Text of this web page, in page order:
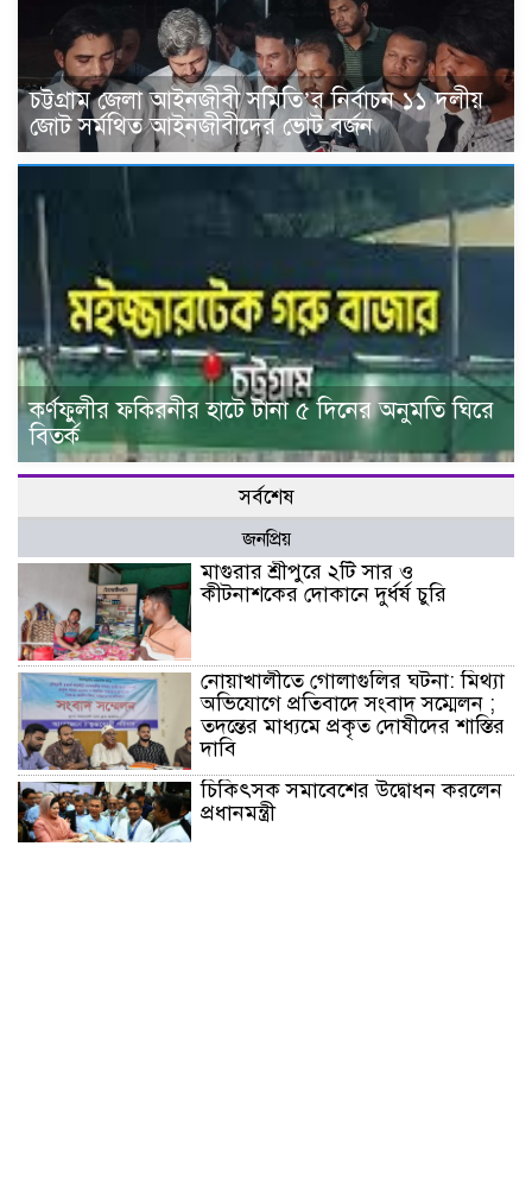
চট্টগ্রাম জেলা আইনজীবী সমিতি’র নির্বাচন ১১ দলীয়
জোট সর্মথিত আইনজীবীদের ভোট বর্জন
কর্ণফুলীর ফকিরনীর হাটে টানা ৫ দিনের অনুমতি ঘিরে
বিতর্ক
সর্বশেষ
জনপ্রিয়
মাগুরার শ্রীপুরে ২টি সার ও
কীটনাশকের দোকানে দুর্ধর্ষ চুরি
নোয়াখালীতে গোলাগুলির ঘটনা: মিথ্যা
অভিযোগে প্রতিবাদে সংবাদ সম্মেলন ;
তদন্তের মাধ্যমে প্রকৃত দোষীদের শাস্তির
দাবি
চিকিৎসক সমাবেশের উদ্বোধন করলেন
প্রধানমন্ত্রী